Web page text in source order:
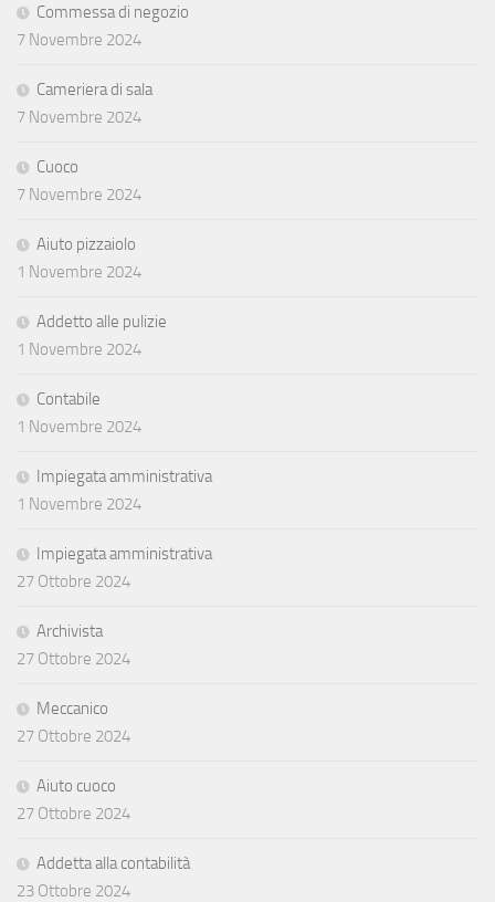
Commessa di negozio
7 Novembre 2024
Cameriera di sala
7 Novembre 2024
Cuoco
7 Novembre 2024
Aiuto pizzaiolo
1 Novembre 2024
Addetto alle pulizie
1 Novembre 2024
Contabile
1 Novembre 2024
Impiegata amministrativa
1 Novembre 2024
Impiegata amministrativa
27 Ottobre 2024
Archivista
27 Ottobre 2024
Meccanico
27 Ottobre 2024
Aiuto cuoco
27 Ottobre 2024
Addetta alla contabilità
23 Ottobre 2024